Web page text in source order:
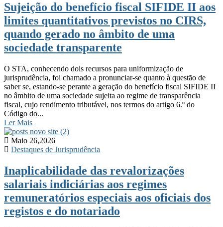
Sujeição do benefício fiscal SIFIDE II aos
limites quantitativos previstos no CIRS,
quando gerado no âmbito de uma
sociedade transparente
O STA, conhecendo dois recursos para uniformização de
jurisprudência, foi chamado a pronunciar-se quanto à questão de
saber se, estando-se perante a geração do benefício fiscal SIFIDE II
no âmbito de uma sociedade sujeita ao regime de transparência
fiscal, cujo rendimento tributável, nos termos do artigo 6.º do
Código do...
Ler Mais
Maio 26,2026
Destaques de Jurisprudência
Inaplicabilidade das revalorizações
salariais indiciárias aos regimes
remuneratórios especiais aos oficiais dos
registos e do notariado